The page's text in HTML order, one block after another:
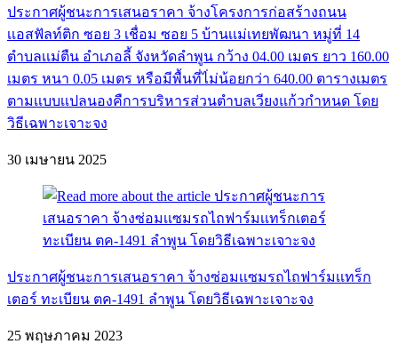
ประกาศผู้ชนะการเสนอราคา จ้างโครงการก่อสร้างถนน
เเอสฟัลท์ติก ซอย 3 เชื่อม ซอย 5 บ้านเเม่เทยพัฒนา หมู่ที่ 14
ตำบลเเม่ตืน อำเภอลี้ จังหวัดลำพูน กว้าง 04.00 เมตร ยาว 160.00
เมตร หนา 0.05 เมตร หรือมีพื้นที่ไ่ม่น้อยกว่า 640.00 ตารางเมตร
ตามเเบบเเปลนองคืการบริหารส่วนตำบลเวียงแก้วกำหนด โดย
วิธีเฉพาะเจาะจง
30 เมษายน 2025
ประกาศผู้ชนะการเสนอราคา จ้างซ่อมเเซมรถไถฟาร์มเเทร็ก
เตอร์ ทะเบียน ตค-1491 ลำพูน โดยวิธีเฉพาะเจาะจง
25 พฤษภาคม 2023